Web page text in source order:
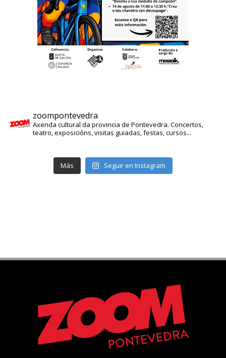
zoompontevedra
Axenda cultural da provincia de Pontevedra. Concertos,
teatro, exposicións, visitas guiadas, festas, cursos...
Más Seguir en Instagram